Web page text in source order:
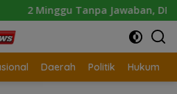
Jawaban, DPD Mosi Sumut
Daerah Politik Hukum